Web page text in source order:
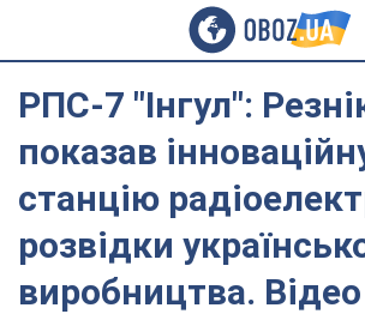
РПС-7 "Інгул":
показав
станцію
розвідки
виробництва. Відео